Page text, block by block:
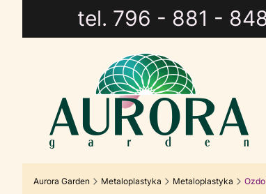
tel. 796 - 881 -
Aurora Garden Metaloplastyka Metaloplastyka